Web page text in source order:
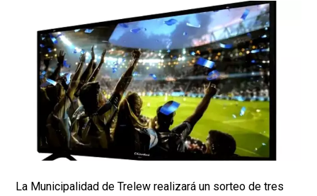
La Municipalidad de Trelew realizará un sorteo de tres